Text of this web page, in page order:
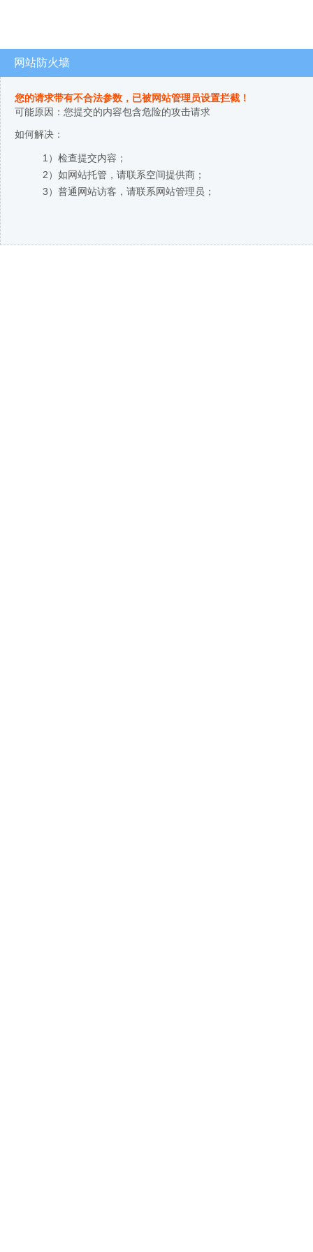
网站防火墙
您的请求带有不合法参数，已被网站管理员设置拦截！
可能原因：您提交的内容包含危险的攻击请求
如何解决：
1）检查提交内容；
2）如网站托管，请联系空间提供商；
3）普通网站访客，请联系网站管理员；